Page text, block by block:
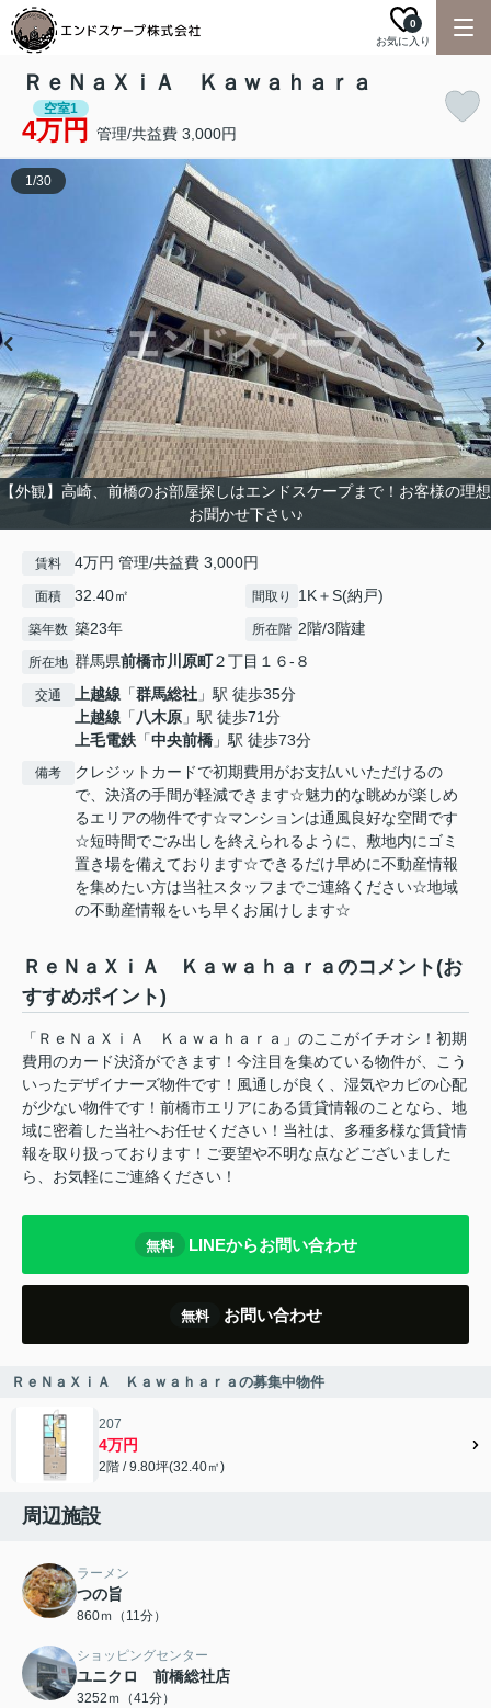
お気に入り
0
ＲｅＮａＸｉＡ Ｋａｗａｈａｒａ
空室1
4万円 管理/共益費 3,000円
【外観】高崎、前橋のお部屋探しはエンドスケープまで！お客様の理想
お聞かせ下さい♪
1/30
賃料 4万円 管理/共益費 3,000円
面積 32.40㎡ 間取り 1K＋S(納戸)
築年数 築23年 所在階 2階/3階建
所在地 群馬県前橋市川原町２丁目１６-８
交通 上越線 「群馬総社 」駅 徒歩35分
上越線 「八木原 」駅 徒歩71分
上毛電鉄 「中央前橋 」駅 徒歩73分
備考
クレジットカードで初期費用がお支払いいただけるの
で、決済の手間が軽減できます☆魅力的な眺めが楽しめ
るエリアの物件です☆マンションは通風良好な空間です
☆短時間でごみ出しを終えられるように、敷地内にゴミ
置き場を備えております☆できるだけ早めに不動産情報
を集めたい方は当社スタッフまでご連絡ください☆地域
の不動産情報をいち早くお届けします☆
ＲｅＮａＸｉＡ Ｋａｗａｈａｒａのコメント(お
すすめポイント)
「ＲｅＮａＸｉＡ Ｋａｗａｈａｒａ」のここがイチオシ！初期
費用のカード決済ができます！今注目を集めている物件が、こう
いったデザイナーズ物件です！風通しが良く、湿気やカビの心配
が少ない物件です！前橋市エリアにある賃貸情報のことなら、地
域に密着した当社へお任せください！当社は、多種多様な賃貸情
報を取り扱っております！ご要望や不明な点などございました
ら、お気軽にご連絡ください！
無料 LINEからお問い合わせ
無料 お問い合わせ
ＲｅＮａＸｉＡ Ｋａｗａｈａｒａの募集中物件
207
4万円
2階 / 9.80坪(32.40㎡)
周辺施設
ラーメン
つの旨
860ｍ（11分）
ショッピングセンター
ユニクロ 前橋総社店
3252ｍ（41分）